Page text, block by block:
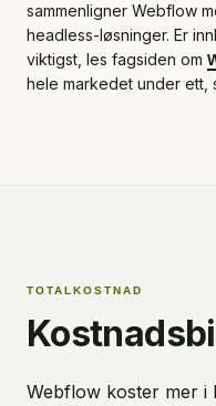
sammenligner Webflow
headless-løsninger. Er
viktigst, les fagsiden om
hele markedet under ett,
TOTALKOSTNAD
Webflow koster mer i